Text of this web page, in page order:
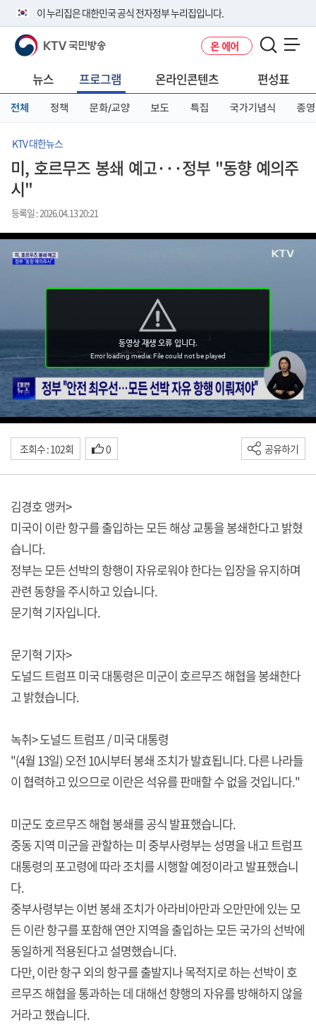
이 누리집은 대한민국 공식 전자정부 누리집입니다.
공식 누리집 주소 확인하기
니다.
이밖에 or.kr 또는 .kr등 다른 도메인 주소를 사용하고 있다면 아래 URL에
서 도메인 주소를 확인해 보세요
KTV 국민방송 온 에어
뉴스 프로그램 온라인콘텐츠 편성표
전체 정책 문화/교양 보도 특집 국가기념식 종영
KTV 대한뉴스
미, 호르무즈 봉쇄 예고···정부 "동향 예의주
시"
등록일 : 2026.04.13 20:21
조회수 : 102회 0 공유하기
김경호 앵커>
미국이 이란 항구를 출입하는 모든 해상 교통을 봉쇄한다고 밝혔
습니다.
정부는 모든 선박의 항행이 자유로워야 한다는 입장을 유지하며
관련 동향을 주시하고 있습니다.
문기혁 기자입니다.
문기혁 기자>
도널드 트럼프 미국 대통령은 미군이 호르무즈 해협을 봉쇄한다
고 밝혔습니다.
녹취> 도널드 트럼프 / 미국 대통령
"(4월 13일) 오전 10시부터 봉쇄 조치가 발효됩니다. 다른 나라들
이 협력하고 있으므로 이란은 석유를 판매할 수 없을 것입니다."
미군도 호르무즈 해협 봉쇄를 공식 발표했습니다.
중동 지역 미군을 관할하는 미 중부사령부는 성명을 내고 트럼프
대통령의 포고령에 따라 조치를 시행할 예정이라고 발표했습니
다.
중부사령부는 이번 봉쇄 조치가 아라비아만과 오만만에 있는 모
든 이란 항구를 포함해 연안 지역을 출입하는 모든 국가의 선박에
동일하게 적용된다고 설명했습니다.
다만, 이란 항구 외의 항구를 출발지나 목적지로 하는 선박이 호
르무즈 해협을 통과하는 데 대해선 향행의 자유를 방해하지 않을
거라고 했습니다.